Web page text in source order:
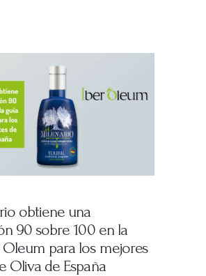
obtiene una
90 sobre 100 en la
para los mejores
Oliva de España